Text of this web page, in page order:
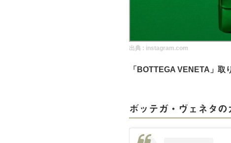
出典 : instagram.com
「BOTTEGA VENETA」取
ボッテガ・ヴェネタの